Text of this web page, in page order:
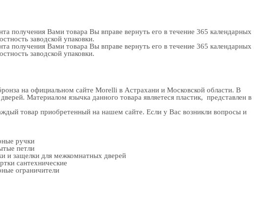
получения Вами товара Вы вправе вернуть его в течение 365 календарных
заводской упаковки.
получения Вами товара Вы вправе вернуть его в течение 365 календарных
заводской упаковки.
на официальном сайте Morelli в Астрахани и Московской области. В
. Материалом язычка данного товара являетеся пластик, представлен в
товар приобретенный на нашем сайте. Если у Вас возникли вопросы и
ручки
петли
и защелки для межкомнатных дверей
сантехнические
ограничители